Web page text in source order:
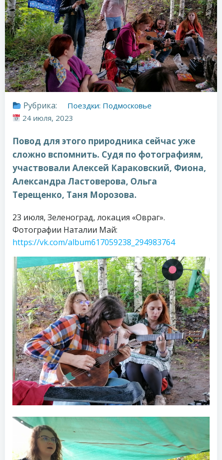
Рубрика:
Поездки: Подмосковье
24 июля, 2023
Повод для этого природника сейчас уже
сложно вспомнить. Судя по фотографиям,
участвовали Алексей Караковский, Фиона,
Александра Ластоверова, Ольга
Терещенко, Таня Морозова.
23 июля, Зеленоград, локация «Овраг».
Фотографии Наталии Май:
https://vk.com/album617059238_294983764